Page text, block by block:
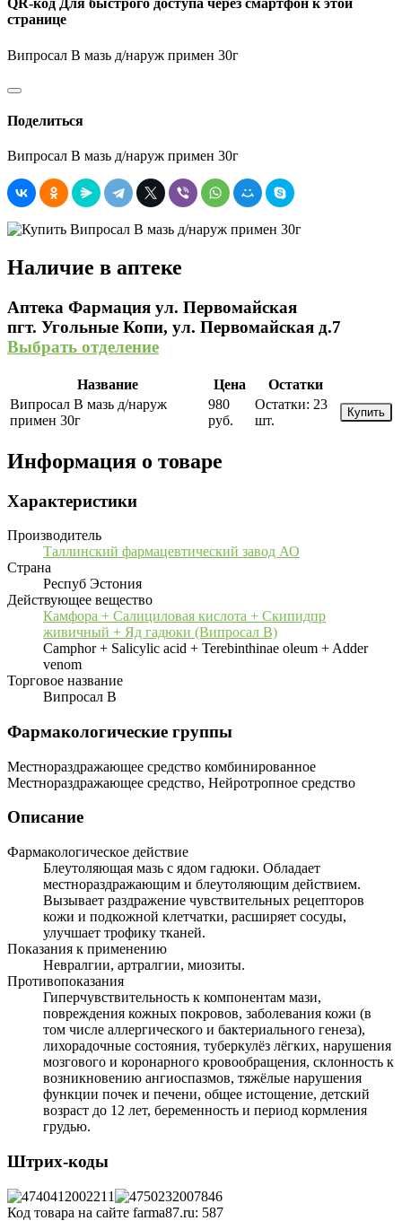
QR-код Для быстрого доступа через смартфон к этой
странице
Випросал В мазь д/наруж примен 30г
Поделиться
Випросал В мазь д/наруж примен 30г
Наличие в аптеке
Аптека Фармация ул. Первомайская
пгт. Угольные Копи, ул. Первомайская д.7
Выбрать отделение
Название Цена
Остатки
Випросал В мазь д/наруж
примен 30г
980
руб.
Остатки: 23
шт.
Купить
Информация о товаре
Характеристики
Производитель
Таллинский фармацевтический завод АО
Страна
Респуб Эстония
Действующее вещество
Камфора + Салициловая кислота + Скипидпр
живичный + Яд гадюки (Випросал В)
Camphor + Salicylic acid + Terebinthinae oleum + Adder
venom
Торговое название
Випросал В
Фармакологические группы
Местнораздражающее средство комбинированное
Местнораздражающее средство, Нейротропное средство
Описание
Фармакологическое действие
Блеутоляющая мазь с ядом гадюки. Обладает
местнораздражающим и блеутоляющим действием.
Вызывает раздражение чувствительных рецепторов
кожи и подкожной клетчатки, расширяет сосуды,
улучшает трофику тканей.
Показания к применению
Невралгии, артралгии, миозиты.
Противопоказания
Гиперчувствительность к компонентам мази,
повреждения кожных покровов, заболевания кожи (в
том числе аллергического и бактериального генеза),
лихорадочные состояния, туберкулёз лёгких, нарушения
мозгового и коронарного кровообращения, склонность к
возникновению ангиоспазмов, тяжёлые нарушения
функции почек и печени, общее истощение, детский
возраст до 12 лет, беременность и период кормления
грудью.
Штрих-коды
Код товара на сайте farma87.ru: 587